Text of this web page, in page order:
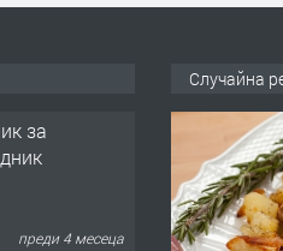
преди 4 месеца
Случайна